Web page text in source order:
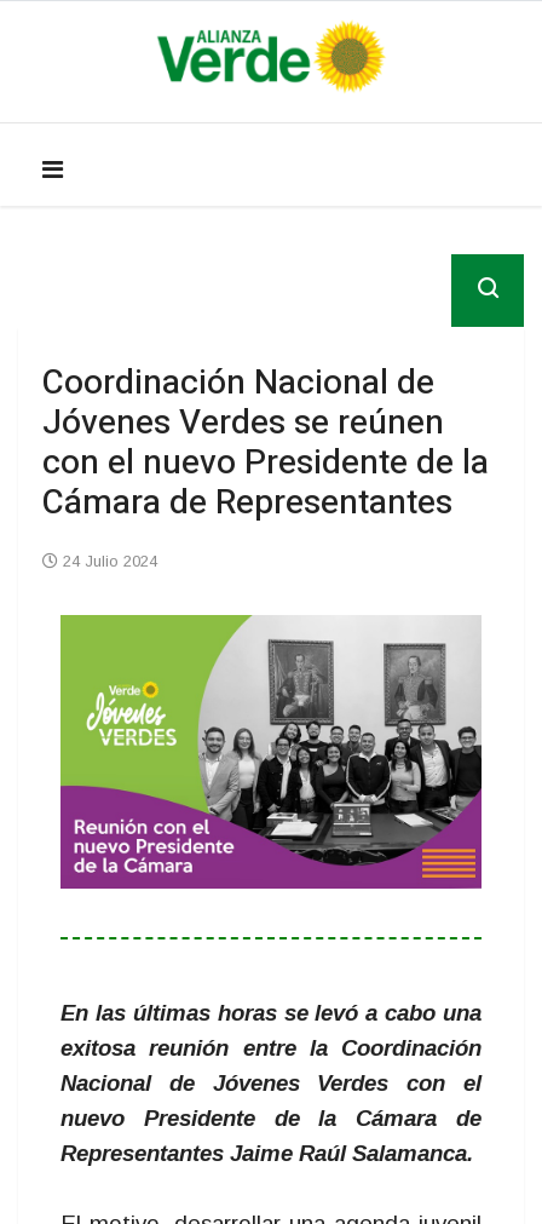
Coordinación Nacional de
Jóvenes Verdes se reúnen
con el nuevo Presidente de la
Cámara de Representantes
24 Julio 2024
En las últimas horas se levó a cabo una
exitosa reunión entre la Coordinación
Nacional de Jóvenes Verdes con el
nuevo Presidente de la Cámara de
Representantes Jaime Raúl Salamanca.